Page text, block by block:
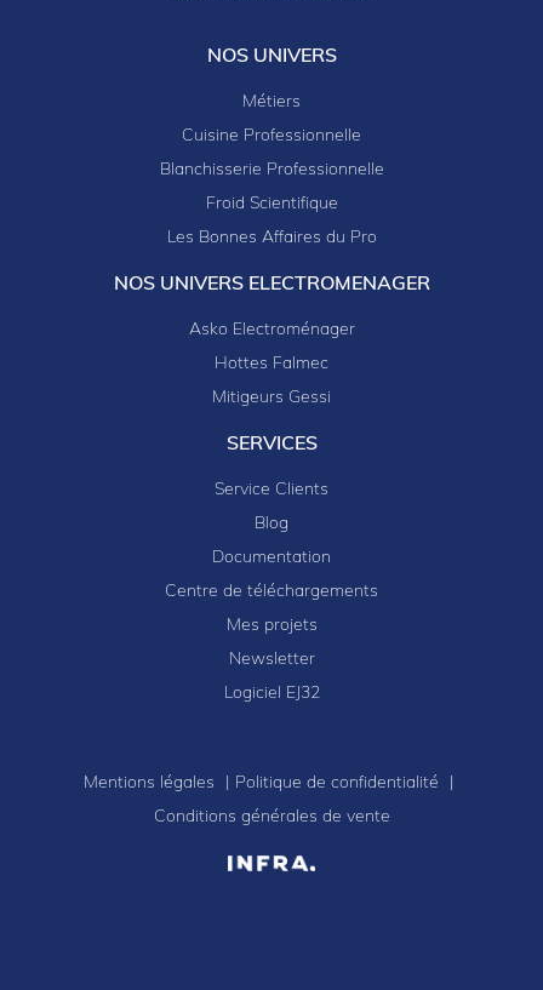
NOS UNIVERS
Métiers
Cuisine Professionnelle
Blanchisserie Professionnelle
Froid Scientifique
Les Bonnes Affaires du Pro
NOS UNIVERS ELECTROMENAGER
Asko Electroménager
Hottes Falmec
Mitigeurs Gessi
SERVICES
Service Clients
Blog
Documentation
Centre de téléchargements
Mes projets
Newsletter
Logiciel EJ32
Mentions légales
Politique de confidentialité
Conditions générales de vente